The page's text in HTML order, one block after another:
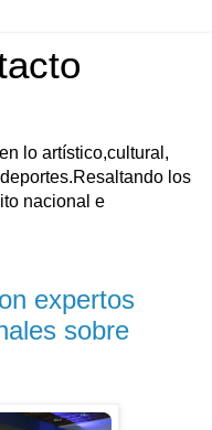
lo artístico,cultural,
los
nacional e
expertos
sobre